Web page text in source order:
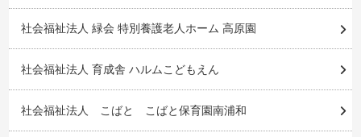
社会福祉法人 緑会 特別養護老人ホーム 高原園
社会福祉法人 育成舎 ハルムこどもえん
社会福祉法人 こばと こばと保育園南浦和